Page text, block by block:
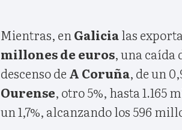
Mientras, en Galicialas
millones de euros, una caída
descenso de A Coruña, de un
Ourense, otro 5%, hasta 1.165
un 1,7%, alcanzando los 596